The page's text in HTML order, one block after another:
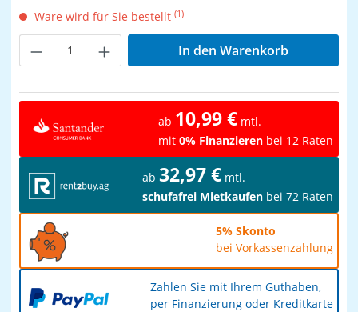
Ware wird für Sie bestellt (1)
Produkt Anzahl: Gib den gewünschten
In den Warenkorb
ab 10,99 € mtl.
mit 0% Finanzieren bei 12 Raten
ab 32,97 € mtl.
schufafrei Mietkaufen bei 72 Raten
5% Skonto
bei Vorkassenzahlung
Zahlen Sie mit Ihrem Guthaben,
per Finanzierung oder Kreditkarte